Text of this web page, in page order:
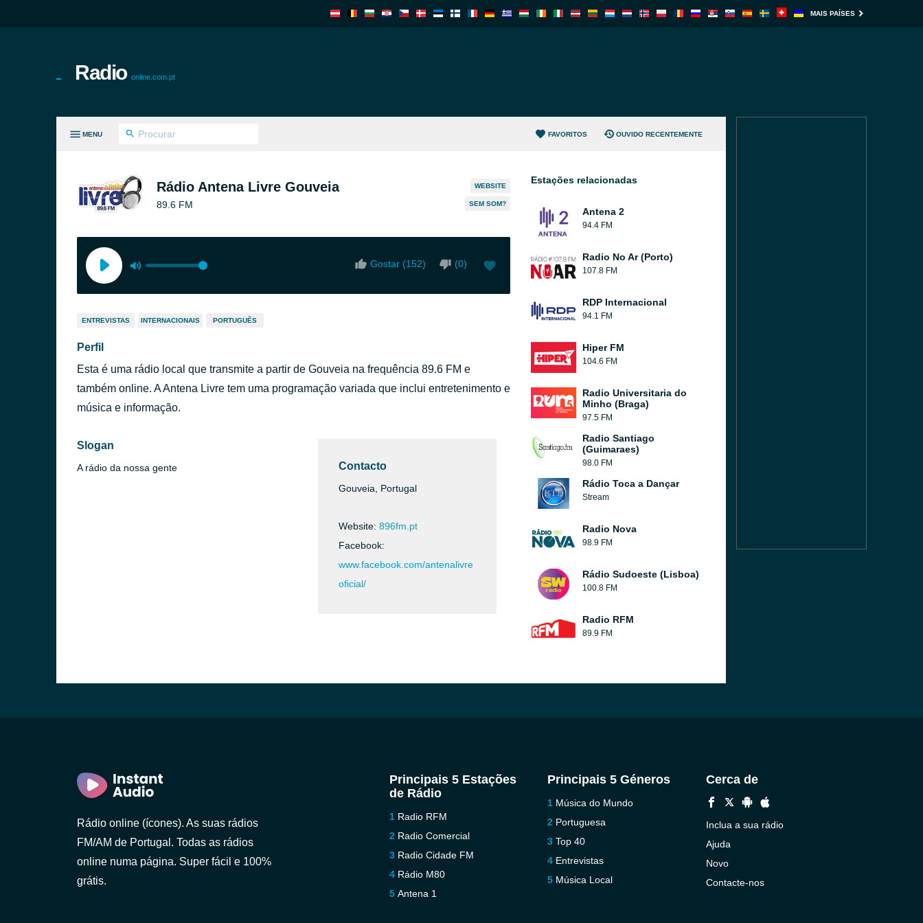
MAIS PAÍSES
Radio online.com.pt
MENU FAVORITOS OUVIDO RECENTEMENTE
Rádio Antena Livre Gouveia
89.6 FM
WEBSITE
SEM SOM?
Gostar (152) (0)
ENTREVISTAS INTERNACIONAIS PORTUGUÊS
Perfil
Esta é uma rádio local que transmite a partir de Gouveia na frequência 89.6 FM e
também online. A Antena Livre tem uma programação variada que inclui entretenimento e
música e informação.
Slogan
A rádio da nossa gente Contacto
Gouveia, Portugal
Website: 896fm.pt
Facebook:
www.facebook.com/antenalivre
oficial/
Estações relacionadas
Antena 2
94.4 FM
Radio No Ar (Porto)
107.8 FM
RDP Internacional
94.1 FM
Hiper FM
104.6 FM
Radio Universitaria do
Minho (Braga)
97.5 FM
Radio Santiago
(Guimaraes)
98.0 FM
Rádio Toca a Dançar
Stream
Radio Nova
98.9 FM
Rádio Sudoeste (Lisboa)
100.8 FM
Radio RFM
89.9 FM
Rádio online (ícones). As suas rádios
FM/AM de Portugal. Todas as rádios
online numa página. Super fácil e 100%
grátis.
Principais 5 Estações
de Rádio
Radio RFM
Radio Comercial
Radio Cidade FM
Rádio M80
Antena 1
Principais 5 Géneros
Música do Mundo
Portuguesa
Top 40
Entrevistas
Música Local
Cerca de
Inclua a sua rádio
Ajuda
Novo
Contacte-nos